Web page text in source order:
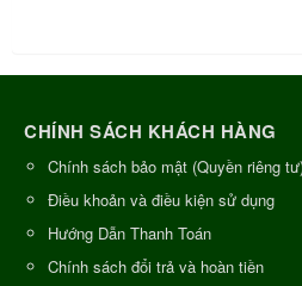
CHÍNH SÁCH KHÁCH HÀNG
Chính sách bảo mật (Quyền riêng
Điều khoản và điều kiện sử dụng
Hướng Dẫn Thanh Toán
Chính sách đổi trả và hoàn tiền